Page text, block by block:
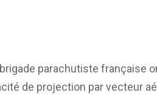
parachutiste française
de projection par vecteur